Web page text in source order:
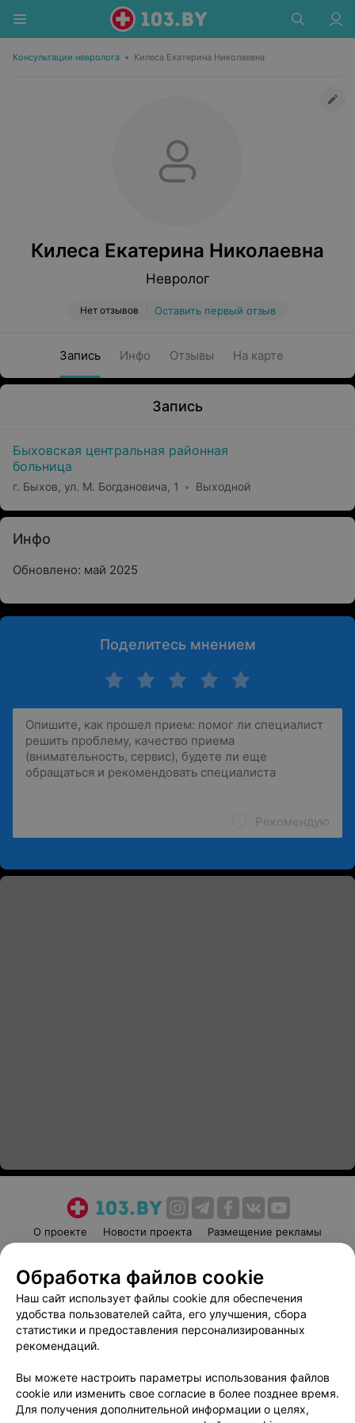
Консультации невролога • Килеса Екатерина Николаевна
Килеса Екатерина Николаевна
Невролог
Нет отзывов Оставить первый отзыв
Запись Инфо Отзывы На карте
Запись
Быховская центральная районная
больница
г. Быхов, ул. М. Богдановича, 1 Выходной
Инфо
Обновлено: май 2025
Поделитесь мнением
Рекомендую
О проекте Новости проекта
Размещение рекламы
Пользовательское соглашение
Способы оплаты
Вакансии
Партнеры
Написать руководителю 103.by
Обработка персональных данных
Обработка файлов cookie
Наш сайт использует файлы cookie для обеспечения
удобства пользователей сайта, его улучшения, сбора
статистики и предоставления персонализированных
рекомендаций.
Вы можете настроить параметры использования файлов
cookie или изменить свое согласие в более позднее время.
Для получения дополнительной информации о целях,